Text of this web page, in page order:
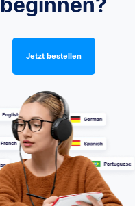
Jetzt bestellen